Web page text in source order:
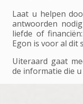
Laat u helpen
antwoorden
liefde of
Egon is voor al dit
Uiteraard gaat
de informatie die